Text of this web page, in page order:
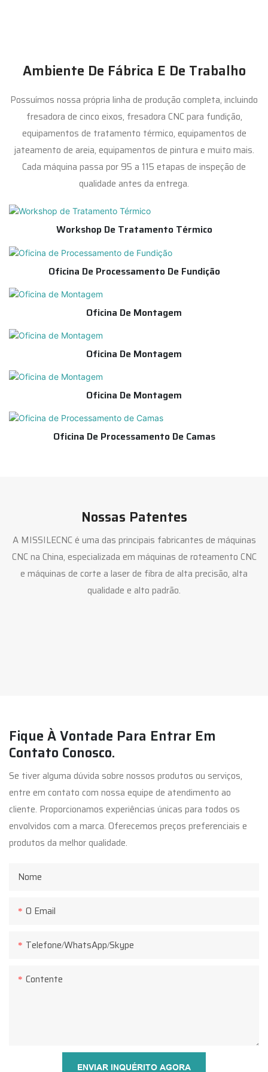
Ambiente De Fábrica E De Trabalho
Possuímos nossa própria linha de produção completa, incluindo
fresadora de cinco eixos, fresadora CNC para fundição,
equipamentos de tratamento térmico, equipamentos de
jateamento de areia, equipamentos de pintura e muito mais.
Cada máquina passa por 95 a 115 etapas de inspeção de
qualidade antes da entrega.
Workshop De Tratamento Térmico
Oficina De Processamento De Fundição
Oficina De Montagem
Oficina De Montagem
Oficina De Montagem
Oficina De Processamento De Camas
Nossas Patentes
A MISSILECNC é uma das principais fabricantes de máquinas
CNC na China, especializada em máquinas de roteamento CNC
e máquinas de corte a laser de fibra de alta precisão, alta
qualidade e alto padrão.
Fique À Vontade Para Entrar Em
Contato Conosco.
Se tiver alguma dúvida sobre nossos produtos ou serviços,
entre em contato com nossa equipe de atendimento ao
cliente. Proporcionamos experiências únicas para todos os
envolvidos com a marca. Oferecemos preços preferenciais e
produtos da melhor qualidade.
Nome
O Email
Telefone/WhatsApp/Skype
Contente
ENVIAR INQUÉRITO AGORA